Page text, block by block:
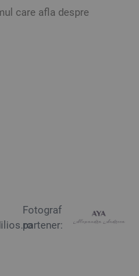
care afla despre
Fotograf
partener: